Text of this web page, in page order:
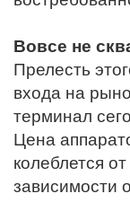
Вовсе не
Прелесть
входа на
терминал
Цена
колеблется
зависимости